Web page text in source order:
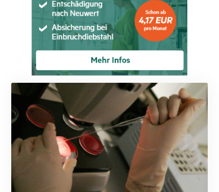
KHR
4681.941823
KMF 492.514185
KRW
KWD 0.356853
KYD 0.960588
LAK
26025.676609
103223.017367
LKR 386.635196
LRD 208.057415
LSL 18.726567
LTL 3.413768
LVL 0.699335
LYD 7.331909